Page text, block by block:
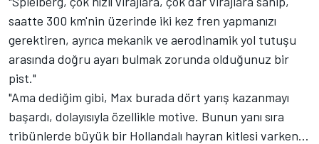
saatte 300 km'nin üzerinde iki kez fren yapmanızı
gerektiren, ayrıca mekanik ve aerodinamik yol tutuşu
arasında doğru ayarı bulmak zorunda olduğunuz bir
pist."
"Ama dediğim gibi, Max burada dört yarış kazanmayı
başardı, dolayısıyla özellikle motive. Bunun yanı sıra
tribünlerde büyük bir Hollandalı hayran kitlesi varken...